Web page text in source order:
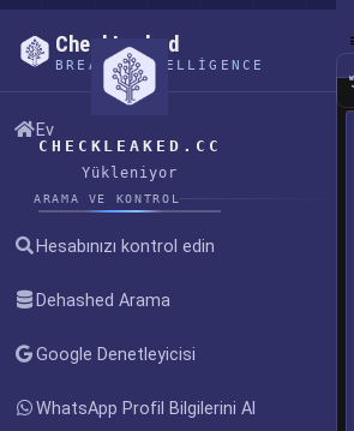
CHECKLEAKED.CC
Yükleniyor
CheckLeaked
BREACH INTELLIGENCE
Ev
ARAMA VE KONTROL
Hesabınızı kontrol edin
Dehashed Arama
Google Denetleyicisi
WhatsApp Profil Bilgilerini Al